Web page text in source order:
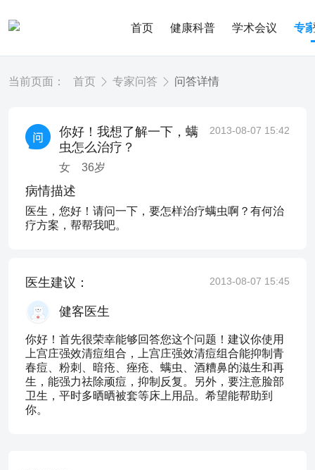
首页 健康科普 学术会议 专
当前页面： 首页 专家问答 问答详情
你好！我想了解一下，螨
虫怎么治疗？
女 36岁
2013-08-07 15:42
病情描述
医生，您好！请问一下，要怎样治疗螨虫啊？有何治
疗方案，帮帮我吧。
医生建议： 2013-08-07 15:45
健客医生
你好！首先很荣幸能够回答您这个问题！建议你使用
上宫庄强效清痘组合，上宫庄强效清痘组合能抑制青
春痘、粉刺、暗疮、痤疮、螨虫、酒糟鼻的滋生和再
生，能强力祛除顽痘，抑制反复。另外，要注意脸部
卫生，平时多晒晒被套等床上用品。希望能帮助到
你。